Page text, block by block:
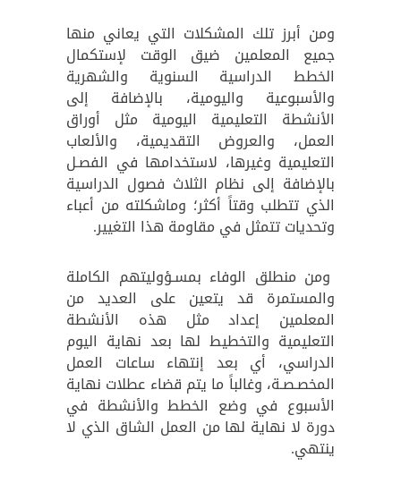
ومن أبرز تلك المشكلات التي يعاني منها
جميع المعلمين ضيق الوقت لإستكمال
الخطط الدراسية السنوية والشهرية
والأسبوعية واليومية، بالإضافة إلى
الأنشطة التعليمية اليومية مثل أوراق
العمل، والعروض التقديمية، والألعاب
التعليمية وغيرها، لاستخدامها في الفصـل
بالإضافة إلى نظام الثلاث فصول الدراسية
الذي تتطلب وقتاً أكثر؛ وماشكلته من أعباء
وتحديات تتمثل في مقاومة هذا التغيير.
ومن منطلق الوفاء بمسـؤوليتهم الكاملة
والمستمرة قد يتعين على العديد من
المعلمين إعداد مثل هذه الأنشطة
التعليمية والتخطيط لها بعد نهاية اليوم
الدراسي، أي بعد إنتهاء ساعات العمل
المخصـصـة، وغالباً ما يتم قضاء عطلات نهاية
الأسبوع في وضع الخطط والأنشطة في
دورة لا نهاية لها من العمل الشاق الذي لا
ينتهي.